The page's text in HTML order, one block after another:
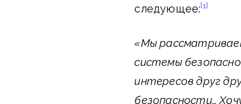
следующее:[1]
«Мы
системы
интересов друг
безопасности…